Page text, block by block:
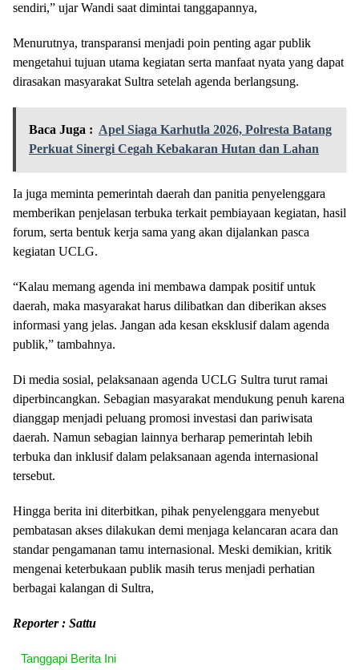
sendiri,” ujar Wandi saat dimintai tanggapannya,
Menurutnya, transparansi menjadi poin penting agar publik
mengetahui tujuan utama kegiatan serta manfaat nyata yang dapat
dirasakan masyarakat Sultra setelah agenda berlangsung.
Baca Juga : Apel Siaga Karhutla 2026, Polresta Batang
Perkuat Sinergi Cegah Kebakaran Hutan dan Lahan
Ia juga meminta pemerintah daerah dan panitia penyelenggara
memberikan penjelasan terbuka terkait pembiayaan kegiatan, hasil
forum, serta bentuk kerja sama yang akan dijalankan pasca
kegiatan UCLG.
“Kalau memang agenda ini membawa dampak positif untuk
daerah, maka masyarakat harus dilibatkan dan diberikan akses
informasi yang jelas. Jangan ada kesan eksklusif dalam agenda
publik,” tambahnya.
Di media sosial, pelaksanaan agenda UCLG Sultra turut ramai
diperbincangkan. Sebagian masyarakat mendukung penuh karena
dianggap menjadi peluang promosi investasi dan pariwisata
daerah. Namun sebagian lainnya berharap pemerintah lebih
terbuka dan inklusif dalam pelaksanaan agenda internasional
tersebut.
Hingga berita ini diterbitkan, pihak penyelenggara menyebut
pembatasan akses dilakukan demi menjaga kelancaran acara dan
standar pengamanan tamu internasional. Meski demikian, kritik
mengenai keterbukaan publik masih terus menjadi perhatian
berbagai kalangan di Sultra,
Reporter : Sattu
Tanggapi Berita Ini